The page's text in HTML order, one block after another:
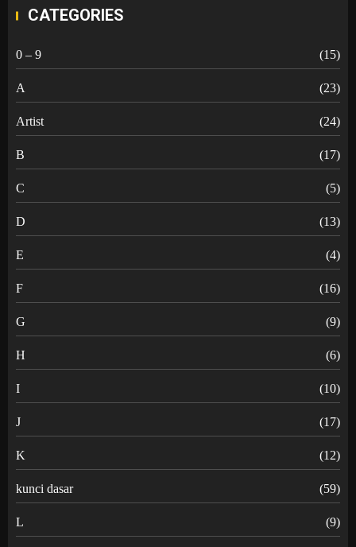
CATEGORIES
0 – 9 (15)
A (23)
Artist (24)
B (17)
C (5)
D (13)
E (4)
F (16)
G (9)
H (6)
I (10)
J (17)
K (12)
kunci dasar (59)
L (9)